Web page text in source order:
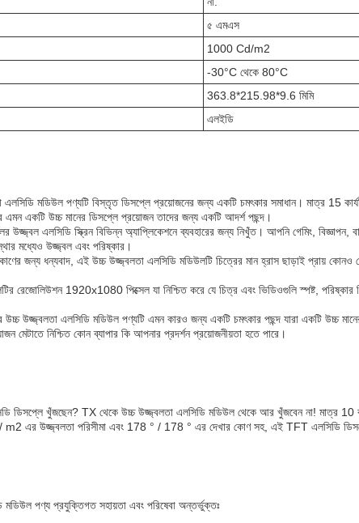
৫ এমএস
1000 Cd/m2
-30°C থেকে 80°C
363.8*215.98*9.6 মিমি
এলইডি
এলসিডি মডিউল পণ্যটি বিস্তৃত ডিসপ্লে প্রয়োজনের জন্য একটি চমৎকার সমাধান। মাত্র
এমন একটি উচ্চ মানের ডিসপ্লে প্রয়োজন তাদের জন্য একটি আদর্শ পছন্দ।
উজ্জ্বল এলসিডি স্ক্রিন বিভিন্ন অ্যাপ্লিকেশনে ব্যবহারের জন্য নিখুঁত। আপনি গেমিং,
মধ্যেও উজ্জ্বল এবং পরিষ্কার।
জন্য ধন্যবাদ, এই উচ্চ উজ্জ্বলতা এলসিডি মডিউলটি চিত্রের মান হ্রাস ছাড়াই প্রায় কোনও
রেজোলিউশন 1920x1080 পিক্সেল যা নিশ্চিত করে যে চিত্র এবং ভিডিওগুলি স্পষ্ট, পরিষ্কার
উচ্চ উজ্জ্বলতা এলসিডি মডিউল পণ্যটি এমন কারও জন্য একটি চমৎকার পছন্দ যারা একটি উচ্চ
মেটাতে নিশ্চিত কোন ব্যাপার কি আপনার প্রদর্শন প্রয়োজনীয়তা হতে পারে।
ডিসপ্লে খুঁজছেন? TX থেকে উচ্চ উজ্জ্বলতা এলসিডি মডিউল থেকে আর খুঁজবেন না! মাত্র
এর উজ্জ্বলতা পরিসীমা এবং 178 ° / 178 ° এর দেখার কোণ সহ, এই TFT এলসিডি
মডিউল পণ্য প্রযুক্তিগত সহায়তা এবং পরিষেবা অন্তর্ভুক্তঃ